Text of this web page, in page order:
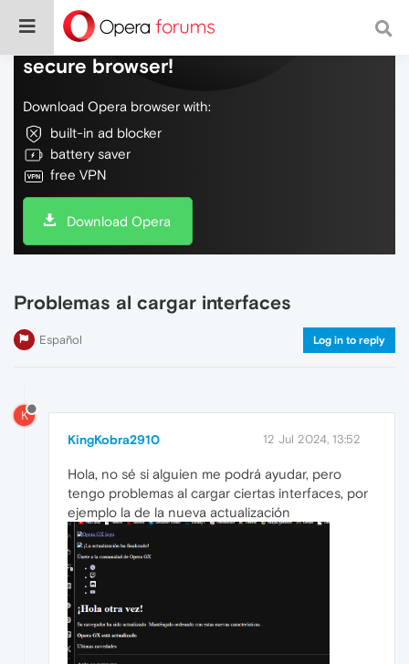
Do more on the web, with a fast and
secure browser!
Download Opera browser with:
built-in ad blocker
battery saver
free VPN
Download Opera
Problemas al cargar interfaces
Español Log in to reply
K
KingKobra2910 12 Jul 2024, 13:52
Hola, no sé si alguien me podrá ayudar, pero
tengo problemas al cargar ciertas interfaces, por
ejemplo la de la nueva actualización